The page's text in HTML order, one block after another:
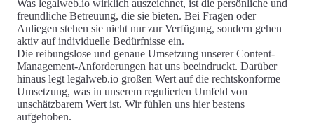
Was legalweb.io wirklich auszeichnet, ist die persönliche und
freundliche Betreuung, die sie bieten. Bei Fragen oder
Anliegen stehen sie nicht nur zur Verfügung, sondern gehen
aktiv auf individuelle Bedürfnisse ein.
Die reibungslose und genaue Umsetzung unserer Content-
Management-Anforderungen hat uns beeindruckt. Darüber
hinaus legt legalweb.io großen Wert auf die rechtskonforme
Umsetzung, was in unserem regulierten Umfeld von
unschätzbarem Wert ist. Wir fühlen uns hier bestens
aufgehoben.